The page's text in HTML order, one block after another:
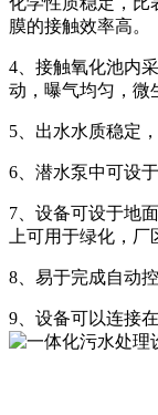
膜的接触效率高。
4、接触氧化池内
动，曝气均匀，微
5、出水水质稳定
6、潜水泵中可设
7、设备可设于地
上可用于绿化，
8、易于完成自动
9、设备可以连接